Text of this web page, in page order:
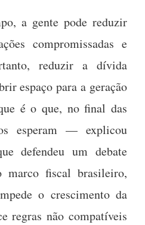
a gente pode reduzir
compromissadas e
reduzir a dívida
espaço para a geração
é o que, no final das
esperam — explicou
defendeu um debate
fiscal brasileiro,
o crescimento da
regras não compatíveis